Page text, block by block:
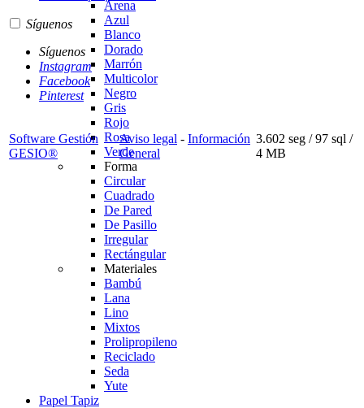
Arena
Azul
Blanco
Dorado
Marrón
Multicolor
Negro
Gris
Rojo
Rosa
Verde
Forma
Circular
Cuadrado
De Pared
De Pasillo
Irregular
Rectángular
Materiales
Bambú
Lana
Lino
Mixtos
Prolipropileno
Reciclado
Seda
Yute
Papel Tapiz
Síguenos
Síguenos
Instagram
Facebook
Pinterest
Software Gestión
GESIO®
Aviso legal - Información
General
3.602 seg /97 sql /
4 MB